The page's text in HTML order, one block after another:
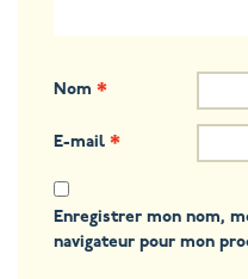
Nom *
E-mail *
Enregistrer mon nom,
navigateur pour mon